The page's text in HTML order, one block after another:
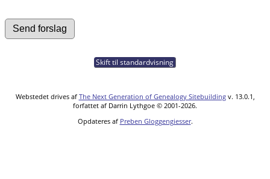
Skift til standardvisning
Webstedet drives af The Next Generation of Genealogy Sitebuildingv. 13.0.1,
forfattet af Darrin Lythgoe © 2001-2026.
Opdateres af Preben Gloggengiesser.